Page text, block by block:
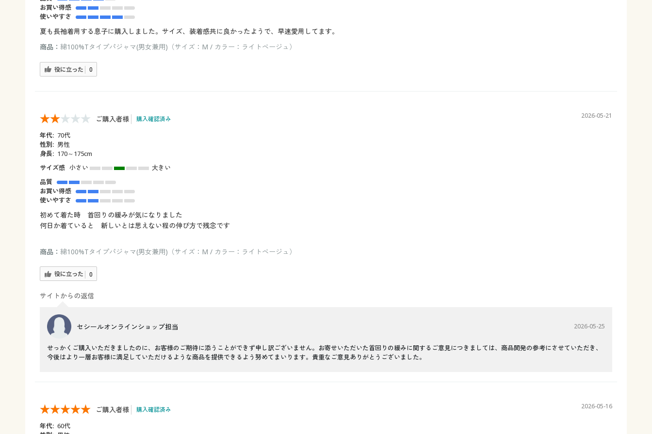
お買い得感
使いやすさ
夏も長袖着用する息子に購入しました。サイズ、装着感共に良かったようで、早速愛用してます。
商品： 綿100%Tタイプパジャマ(男女兼用)（サイズ：M / カラー：ライトベージュ）
役に立った 0
ご購入者様 購入確認済み 2026-05-21
年代: 70代
性別: 男性
身長: 170～175cm
サイズ感 小さい
大きい
品質
お買い得感
使いやすさ
初めて着た時 首回りの緩みが気になりました
何日か着ていると 新しいとは思えない程の伸び方で残念です
商品： 綿100%Tタイプパジャマ(男女兼用)（サイズ：M / カラー：ライトベージュ）
役に立った 0
サイトからの返信
セシールオンラインショップ担当 2026-05-25
せっかくご購入いただきましたのに、お客様のご期待に添うことができず申し訳ございません。お寄せいただいた首回りの緩みに関するご意見につきましては、商品開発の参考にさせていただき、
今後はより一層お客様に満足していただけるような商品を提供できるよう努めてまいります。貴重なご意見ありがとうございました。
ご購入者様 購入確認済み 2026-05-16
年代: 60代